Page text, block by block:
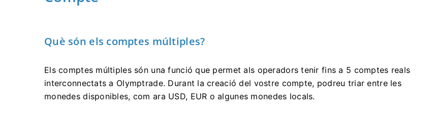
Què són els comptes múltiples?
Els comptes múltiples són una funció que permet als operadors tenir fins a 5 comptes reals
interconnectats a Olymptrade. Durant la creació del vostre compte, podreu triar entre les
monedes disponibles, com ara USD, EUR o algunes monedes locals.